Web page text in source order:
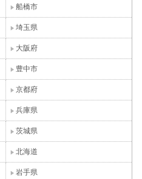
船橋市
埼玉県
大阪府
豊中市
京都府
兵庫県
茨城県
北海道
岩手県